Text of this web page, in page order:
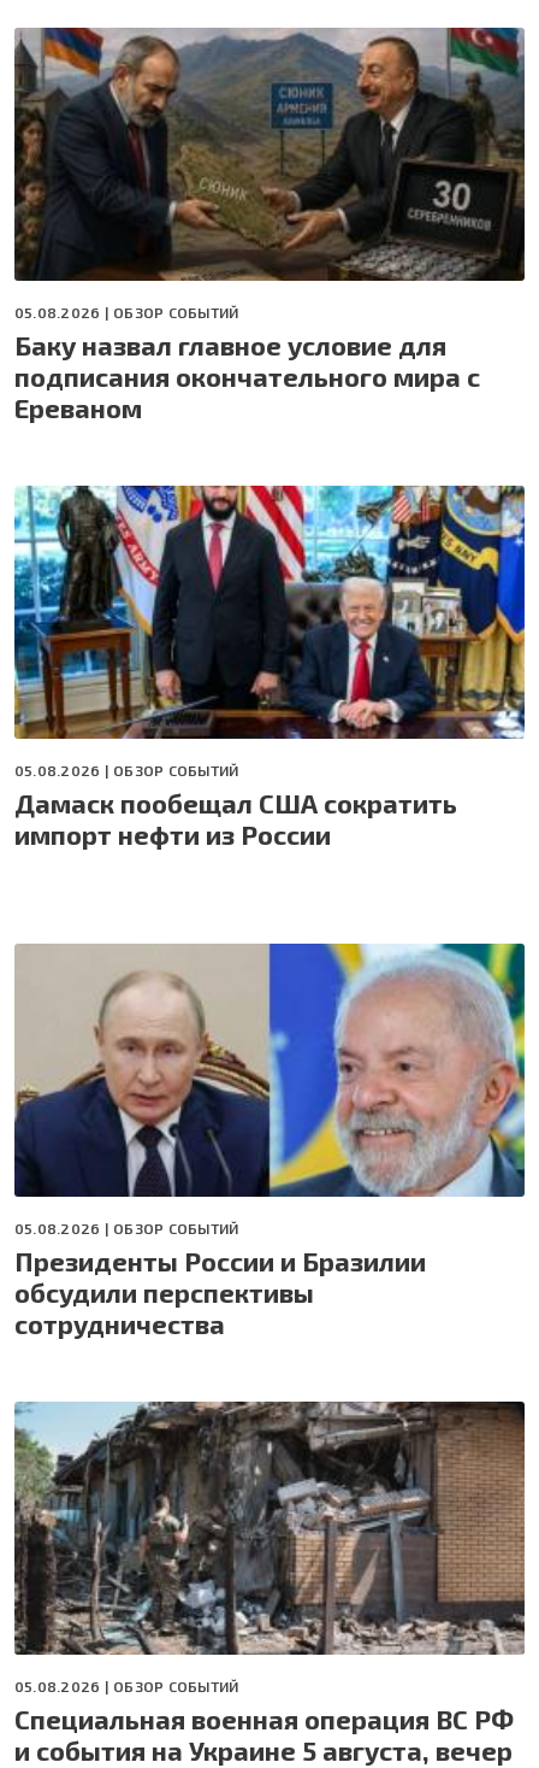
05.08.2026 | ОБЗОР СОБЫТИЙ
Баку назвал главное условие для
подписания окончательного мира с
Ереваном
05.08.2026 | ОБЗОР СОБЫТИЙ
Дамаск пообещал США сократить
импорт нефти из России
05.08.2026 | ОБЗОР СОБЫТИЙ
Президенты России и Бразилии
обсудили перспективы
сотрудничества
05.08.2026 | ОБЗОР СОБЫТИЙ
Специальная военная операция ВС РФ
и события на Украине 5 августа, вечер